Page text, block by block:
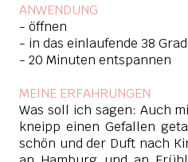
ANWENDUNG
- öffnen
- in das einlaufende 38
- 20 Minuten entspannen
MEINE ERFAHRUNGEN
Was soll ich sagen: Auch
kneipp einen Gefallen
schön und der Duft nach